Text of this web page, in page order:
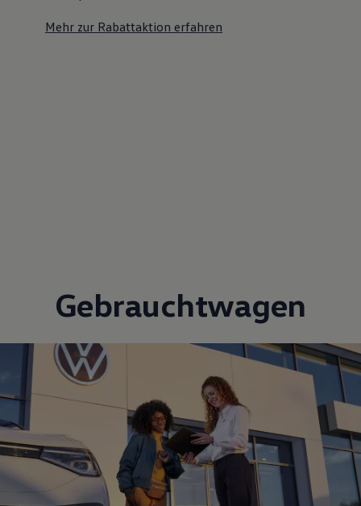
Mehr zur Rabattaktion erfahren
Gebrauchtwagen